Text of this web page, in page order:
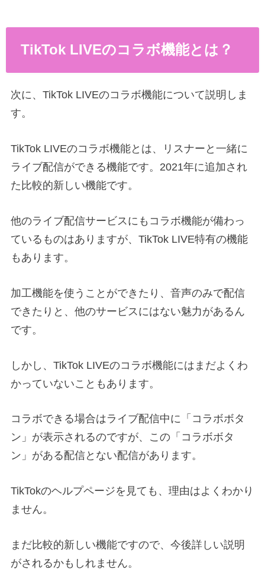
TikTok LIVEのコラボ機能とは？
次に、TikTok LIVEのコラボ機能について説明しま
す。
TikTok LIVEのコラボ機能とは、リスナーと一緒に
ライブ配信ができる機能です。2021年に追加され
た比較的新しい機能です。
他のライブ配信サービスにもコラボ機能が備わっ
ているものはありますが、TikTok LIVE特有の機能
もあります。
加工機能を使うことができたり、音声のみで配信
できたりと、他のサービスにはない魅力があるん
です。
しかし、TikTok LIVEのコラボ機能にはまだよくわ
かっていないこともあります。
コラボできる場合はライブ配信中に「コラボボタ
ン」が表示されるのですが、この「コラボボタ
ン」がある配信とない配信があります。
TikTokのヘルプページを見ても、理由はよくわかり
ません。
まだ比較的新しい機能ですので、今後詳しい説明
がされるかもしれません。